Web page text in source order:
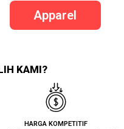
Apparel
KAMI?
HARGA KOMPETITIF